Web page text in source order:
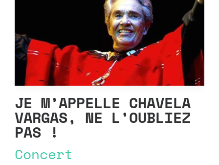
JE M’APPELLE CHAVELA
VARGAS, NE L’OUBLIEZ
PAS !
Concert